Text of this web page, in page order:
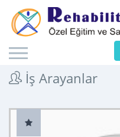
İş Arayanlar